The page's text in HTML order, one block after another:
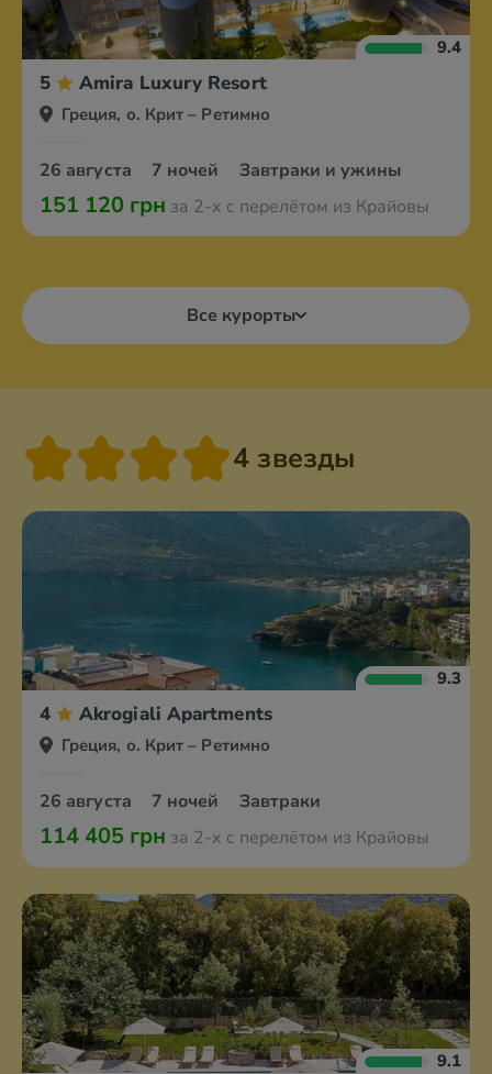
9.4
5 Amira Luxury Resort
Греция, о. Крит – Ретимно
26 августа 7 ночей Завтраки и ужины
151 120 грн за 2-х с перелётом из Крайовы
Все курорты
4 звезды
9.3
4 Akrogiali Apartments
Греция, о. Крит – Ретимно
26 августа 7 ночей Завтраки
114 405 грн за 2-х с перелётом из Крайовы
9.1